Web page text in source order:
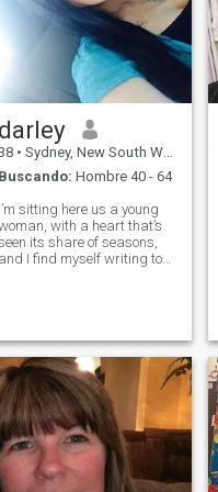
darley
• Sydney, New South Wales, Australia
Buscando: Hombre 40 - 64
I’m sitting here us a young
with a heart that’s
its share of seasons,
and I find myself writing to
or lonely